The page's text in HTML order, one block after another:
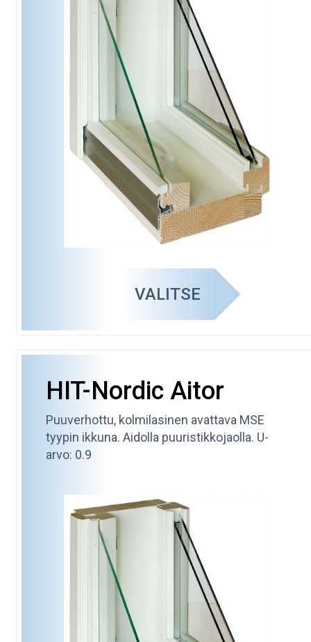
VALITSE
HIT-Nordic Aitor
Puuverhottu, kolmilasinen avattava MSE
tyypin ikkuna. Aidolla puuristikkojaolla. U-
arvo: 0.9